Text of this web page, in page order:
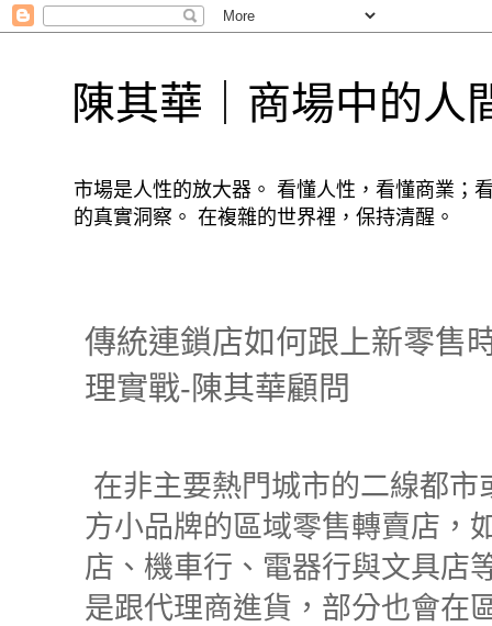
陳其華｜商場中的人
市場是人性的放大器。 看懂人性，看懂商業；
的真實洞察。 在複雜的世界裡，保持清醒。
傳統連鎖店如何跟上新零售
理實戰-陳其華顧問
在非主要熱門城市的二線都
方小品牌的區域零售轉賣店，
店、機車行、電器行與文具店
是跟代理商進貨，部分也會在